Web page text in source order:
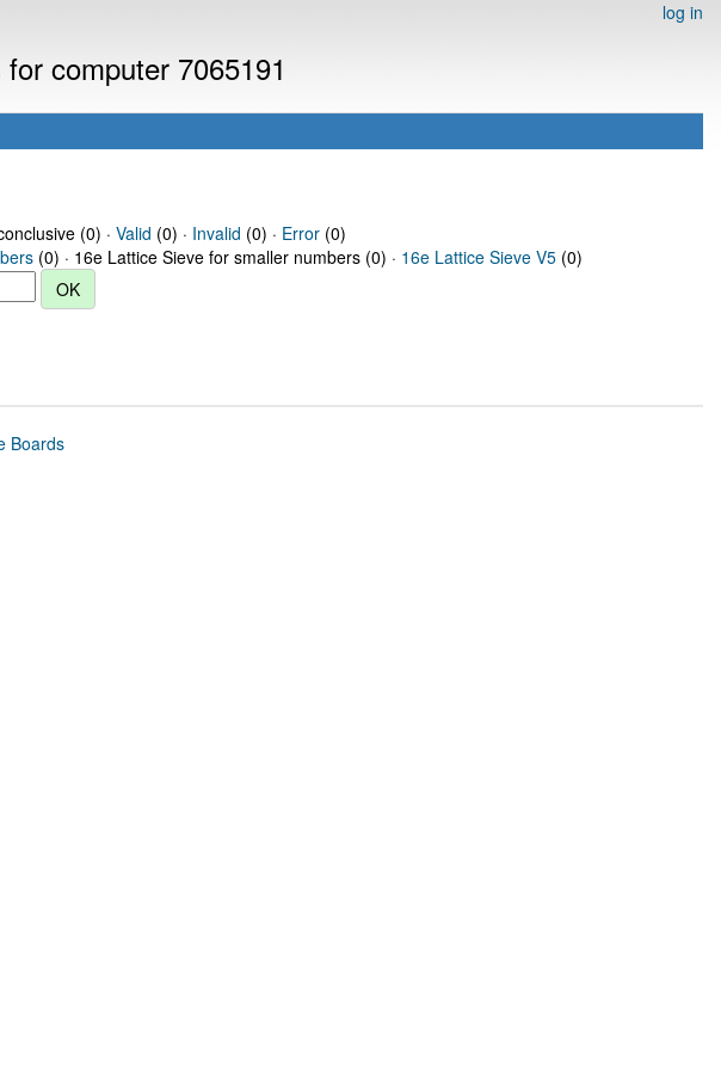
log in
computer 7065191
(0) · Valid (0) · Invalid (0) · Error(0)
(0) · 16e Lattice Sieve for smaller numbers (0) · 16e Lattice Sieve V5 (0)
Boards